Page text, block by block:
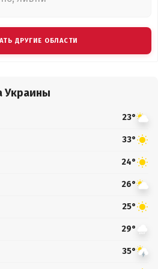
ДРУГИЕ ОБЛАСТИ
Украины
23°
33°
24°
26°
25°
29°
35°